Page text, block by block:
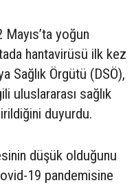
yoğun
hantavirüsü ilk kez
Sağlık Örgütü (DSÖ),
uluslararası sağlık
duyurdu.
düşük olduğunu
19 pandemisine